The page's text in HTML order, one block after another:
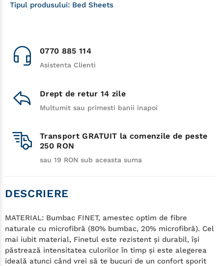
Tipul produsului: Bed Sheets
0770 885 114
Asistenta Clienti
Drept de retur 14 zile
Multumit sau primesti banii inapoi
Transport GRATUIT la comenzile de peste
250 RON
sau 19 RON sub aceasta suma
DESCRIERE
MATERIAL: Bumbac FINET, amestec optim de fibre
naturale cu microfibră (80% bumbac, 20% microfibră). Cel
mai iubit material, Finetul este rezistent şi durabil, îşi
păstrează intensitatea culorilor în timp şi este alegerea
ideală atunci când vrei să te bucuri de un confort sporit